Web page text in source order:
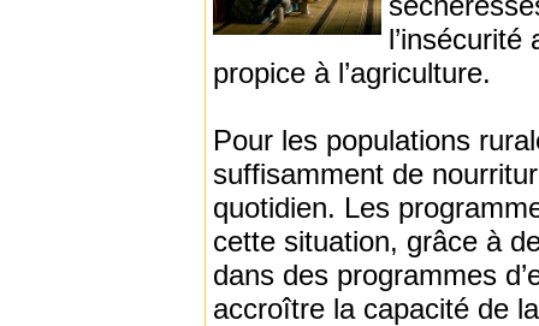
propice à l’agriculture.
Pour les populations
suffisamment de
quotidien. Les
cette situation, grâce à
dans des programmes
accroître la capacité de